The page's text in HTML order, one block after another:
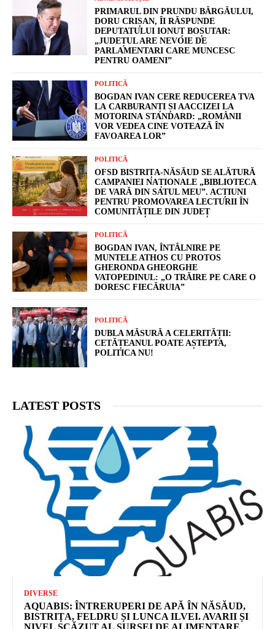
PRIMARUL DIN PRUNDU BÂRGĂULUI,
DORU CRIȘAN, ÎI RĂSPUNDE
DEPUTATULUI IONUȚ BOȘUTAR:
„JUDEȚUL ARE NEVOIE DE
PARLAMENTARI CARE MUNCESC
PENTRU OAMENI”
POLITICĂ
BOGDAN IVAN CERE REDUCEREA TVA
LA CARBURANȚI ȘI AACCIZEI LA
MOTORINA STANDARD: „ROMÂNII
VOR VEDEA CINE VOTEAZĂ ÎN
FAVOAREA LOR”
POLITICĂ
OFSD BISTRIȚA-NĂSĂUD SE ALĂTURĂ
CAMPANIEI NAȚIONALE „BIBLIOTECA
DE VARĂ DIN SATUL MEU”. ACȚIUNI
PENTRU PROMOVAREA LECTURII ÎN
COMUNITĂȚILE DIN JUDEȚ
POLITICĂ
BOGDAN IVAN, ÎNTÂLNIRE PE
MUNTELE ATHOS CU PROTOS
GHERONDA GHEORGHE
VATOPEDINUL: „O TRĂIRE PE CARE O
DORESC FIECĂRUIA”
POLITICĂ
DUBLA MĂSURĂ A CELERITĂȚII:
CETĂȚEANUL POATE AȘTEPTA,
POLITICA NU!
LATEST POSTS
DIVERSE
AQUABIS: ÎNTRERUPERI DE APĂ ÎN NĂSĂUD,
BISTRIȚA, FELDRU ȘI LUNCA ILVEI. AVARII ȘI